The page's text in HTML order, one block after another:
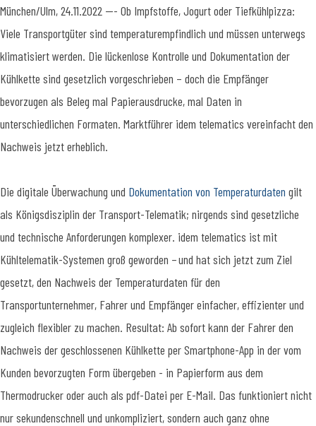
München/Ulm, 24.11.2022 --- Ob Impfstoffe, Jogurt oder Tiefkühlpizza:
Viele Transportgüter sind temperaturempfindlich und müssen unterwegs
klimatisiert werden. Die lückenlose Kontrolle und Dokumentation der
Kühlkette sind gesetzlich vorgeschrieben – doch die Empfänger
bevorzugen als Beleg mal Papierausdrucke, mal Daten in
unterschiedlichen Formaten. Marktführer idem telematics vereinfacht den
Nachweis jetzt erheblich.
Die digitale Überwachung und Dokumentation von Temperaturdaten gilt
als Königsdisziplin der Transport-Telematik; nirgends sind gesetzliche
und technische Anforderungen komplexer. idem telematics ist mit
Kühltelematik-Systemen groß geworden – und hat sich jetzt zum Ziel
gesetzt, den Nachweis der Temperaturdaten für den
Transportunternehmer, Fahrer und Empfänger einfacher, effizienter und
zugleich flexibler zu machen. Resultat: Ab sofort kann der Fahrer den
Nachweis der geschlossenen Kühlkette per Smartphone-App in der vom
Kunden bevorzugten Form übergeben - in Papierform aus dem
Thermodrucker oder auch als pdf-Datei per E-Mail. Das funktioniert nicht
nur sekundenschnell und unkompliziert, sondern auch ganz ohne